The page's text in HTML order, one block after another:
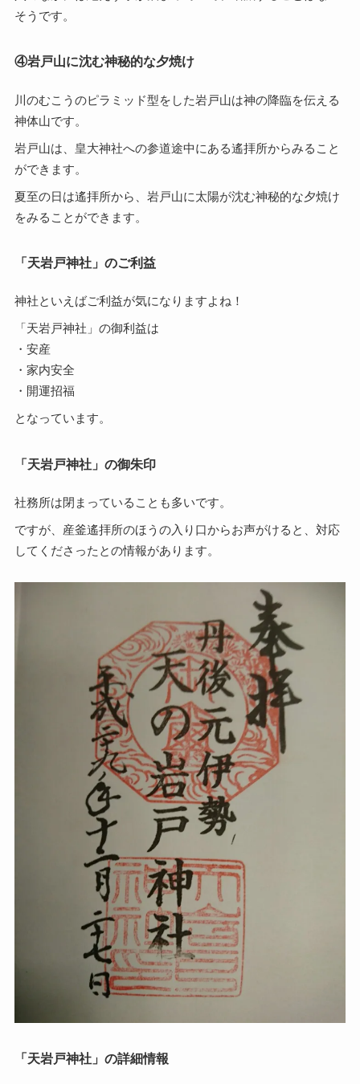
そうです。
④岩戸山に沈む神秘的な夕焼け
川のむこうのピラミッド型をした岩戸山は神の降臨を伝える
神体山です。
岩戸山は、皇大神社への参道途中にある遙拝所からみること
ができます。
夏至の日は遙拝所から、岩戸山に太陽が沈む神秘的な夕焼け
をみることができます。
「天岩戸神社」のご利益
神社といえばご利益が気になりますよね！
「天岩戸神社」の御利益は
・安産
・家内安全
・開運招福
となっています。
「天岩戸神社」の御朱印
社務所は閉まっていることも多いです。
ですが、産釜遙拝所のほうの入り口からお声がけると、対応
してくださったとの情報があります。
「天岩戸神社」の詳細情報